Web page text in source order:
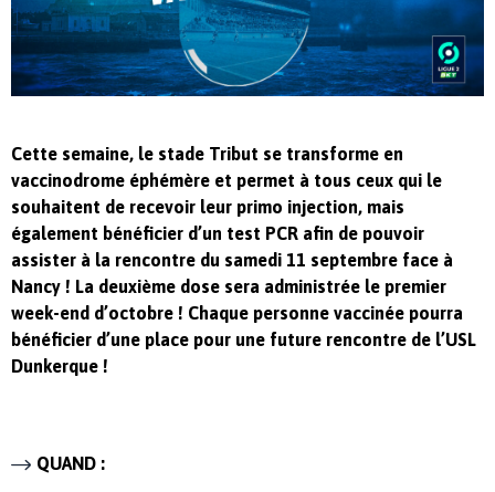
Cette semaine, le stade Tribut se transforme en
vaccinodrome éphémère et permet à tous ceux qui le
souhaitent de recevoir leur primo injection, mais
également bénéficier d’un test PCR afin de pouvoir
assister à la rencontre du samedi 11 septembre face à
Nancy ! La deuxième dose sera administrée le premier
week-end d’octobre ! Chaque personne vaccinée pourra
bénéficier d’une place pour une future rencontre de l’USL
Dunkerque !
QUAND :